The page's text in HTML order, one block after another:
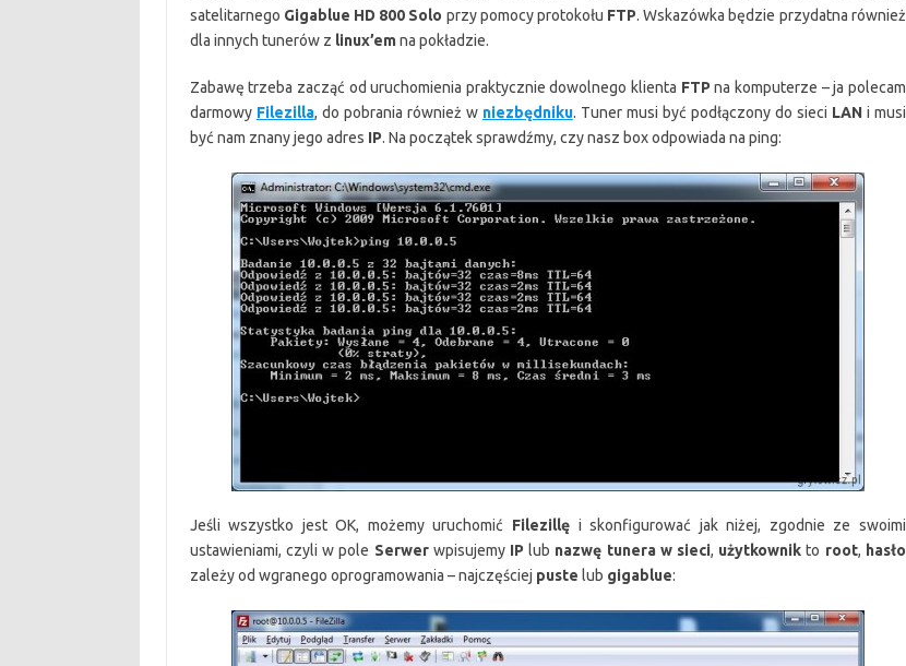
satelitarnego Gigablue HD 800 Solo przy pomocy protokołu FTP. Wskazówka będzie przydatna również
dla innych tunerów z linux’emna pokładzie.
Zabawę trzeba zacząć od uruchomienia praktycznie dowolnego klienta FTP na komputerze – ja polecam
darmowy Filezilla, do pobrania również w niezbędniku. Tuner musi być podłączony do sieci LANi musi
być nam znany jego adres IP. Na początek sprawdźmy, czy nasz box odpowiada na ping:
Jeśli wszystko jest OK, możemy uruchomić Filezillę i skonfigurować jak niżej, zgodnie ze swoimi
ustawieniami, czyli w pole Serwerwpisujemy IP lub nazwę tunera w sieci, użytkownik to root, hasło
zależy od wgranego oprogramowania – najczęściej puste lub gigablue: